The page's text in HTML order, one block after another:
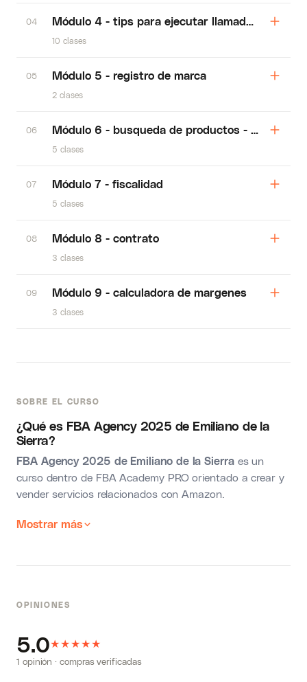
SOBRE EL CURSO
¿Qué es FBA Agency 2025 de Emiliano de la
Sierra?
FBA Agency 2025 de Emiliano de la Sierraes un
curso dentro de FBA Academy PRO orientado a crear y
vender servicios relacionados con Amazon.
Mostrar más
04 Módulo 4 - tips para ejecutar llamadas con
10 clases
05 Módulo 5 - registro de marca
2 clases
06 Módulo 6 - busqueda de productos - tiendas
5 clases
07 Módulo 7 - fiscalidad
5 clases
08 Módulo 8 - contrato
3 clases
09 Módulo 9 - calculadora de margenes
3 clases
OPINIONES
5.0★★★★★
1 opinión · compras verificadas